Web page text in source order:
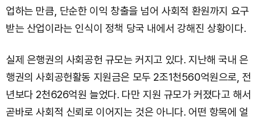
업하는 만큼, 단순한 이익 창출을 넘어 사회적 환원까지 요구
받는 산업이라는 인식이 정책 당국 내에서 강해진 상황이다.
실제 은행권의 사회공헌 규모는 커지고 있다. 지난해 국내 은
행권의 사회공헌활동 지원금은 모두 2조1천560억원으로, 전
년보다 2천626억원 늘었다. 다만 지원 규모가 커졌다고 해서
곧바로 사회적 신뢰로 이어지는 것은 아니다. 어떤 항목에 얼